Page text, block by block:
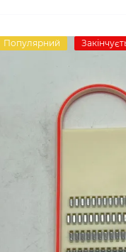
Популярний